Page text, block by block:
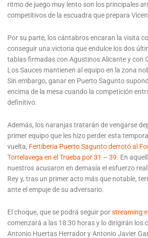
ritmo de juego muy lento son los principales
competitivos de la escuadra que prepara
Por su parte, los cántabros encaran la visita
conseguir una victoria que endulce los dos
tablas firmadas con Agustinos Alicante y con
Los Sauces mantienen al equipo en la zona
Sin embargo, ganar en Puerto Sagunto
encima de la mesa cuando la competición
definitivo.
Además, los naranjas tratarán de vengarse
primer equipo que les hizo perder esta
vuelta, Fertiberia Puerto Sagunto derrotó al
Torrelavega en el Trueba por 31 – 39. En
nuestros acusaron en demasía el esfuerzo
Rey y, tras un primer acto más que notable,
ante el empuje de su adversario.
El choque, que se podrá seguir porstreaming
comenzará a las 18:30 horas y lo dirigirán los
Antonio Huertas Herrador y Antonio Javier